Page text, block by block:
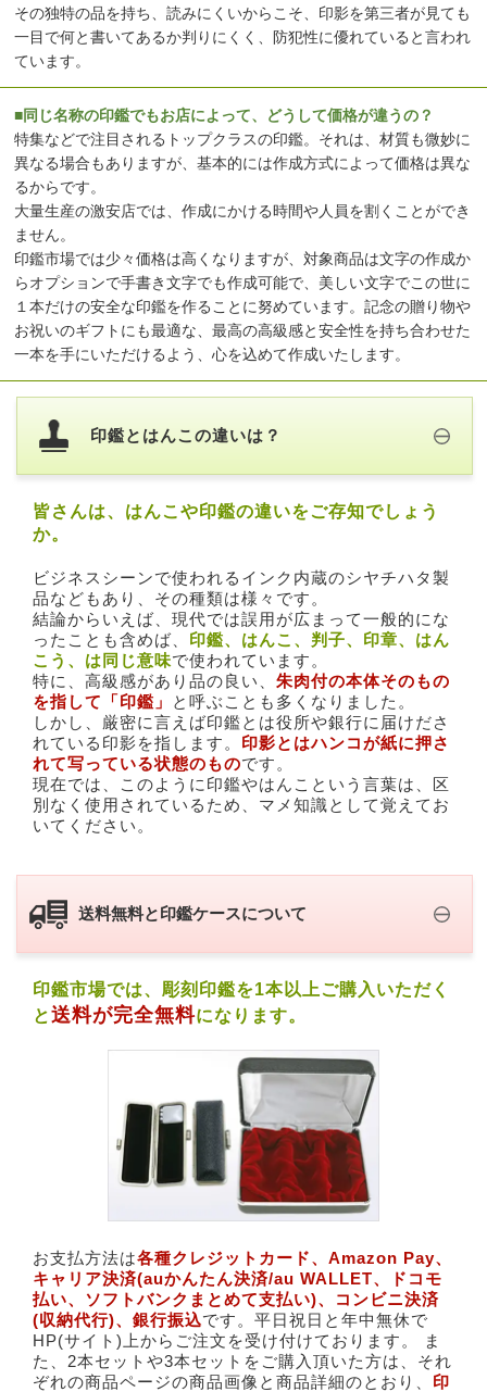
その独特の品を持ち、読みにくいからこそ、印影を第三者が見ても
一目で何と書いてあるか判りにくく、防犯性に優れていると言われ
ています。
■同じ名称の印鑑でもお店によって、どうして価格が違うの？
特集などで注目されるトップクラスの印鑑。それは、材質も微妙に
異なる場合もありますが、基本的には作成方式によって価格は異な
るからです。
大量生産の激安店では、作成にかける時間や人員を割くことができ
ません。
印鑑市場では少々価格は高くなりますが、対象商品は文字の作成か
らオプションで手書き文字でも作成可能で、美しい文字でこの世に
１本だけの安全な印鑑を作ることに努めています。記念の贈り物や
お祝いのギフトにも最適な、最高の高級感と安全性を持ち合わせた
一本を手にいただけるよう、心を込めて作成いたします。
印鑑とはんこの違いは？
皆さんは、はんこや印鑑の違いをご存知でしょう
か。
ビジネスシーンで使われるインク内蔵のシヤチハタ製
品などもあり、その種類は様々です。
結論からいえば、現代では誤用が広まって一般的にな
ったことも含めば、 印鑑、はんこ、判子、印章、はん
こう、は同じ意味で使われています。
特に、高級感があり品の良い、 朱肉付の本体そのもの
を指して「印鑑」
と呼ぶことも多くなりました。
しかし、厳密に言えば印鑑とは役所や銀行に届けださ
れている印影を指します。 印影とはハンコが紙に押さ
れて写っている状態のものです。
現在では、このように印鑑やはんこという言葉は、区
別なく使用されているため、マメ知識として覚えてお
いてください。
送料無料と印鑑ケースについて
印鑑市場では、彫刻印鑑を1本以上ご購入いただく
と送料が完全無料になります。
お支払方法は各種クレジットカード、​Amazon Pay、​
キャリア決済(​auかんたん決済/au WALLET、ドコモ
払い、ソフトバンクまとめて支払い)、​コンビニ決済
(収納代行)、銀行振込です。平日祝日と年中無休で
HP(サイト)上からご注文を受け付けております。 ま
た、2本セットや3本セットをご購入頂いた方は、それ
ぞれの商品ページの商品画像と商品詳細のとおり、 印